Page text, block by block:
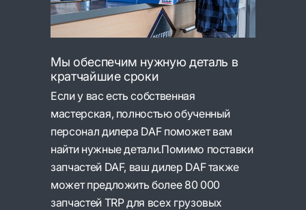
Мы обеспечим нужную деталь в
кратчайшие сроки
Если у вас есть собственная
мастерская, полностью обученный
персонал дилера DAF поможет вам
найти нужные детали.Помимо поставки
запчастей DAF, ваш дилер DAF также
может предложить более 80 000
запчастей TRP для всех грузовых